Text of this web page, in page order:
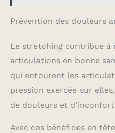
Prévention des douleurs
Le stretching contribue à
articulations en bonne
qui entourent les
pression exercée sur
de douleurs et
Avec ces bénéfices en